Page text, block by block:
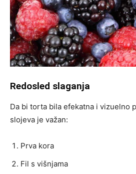
Redosled slaganja
Da bi torta bila efekatna i vizuelno
slojeva je važan:
Prva kora
Fil s višnjama